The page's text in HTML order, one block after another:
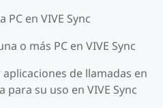
PC en VIVE Sync
o más PC en VIVE Sync
de llamadas en
para su uso en VIVE Sync